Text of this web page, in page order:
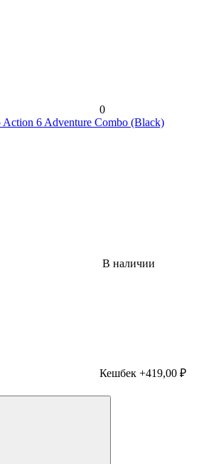
0
6 Adventure Combo (Black)
В наличии
Кешбек +419,00 ₽